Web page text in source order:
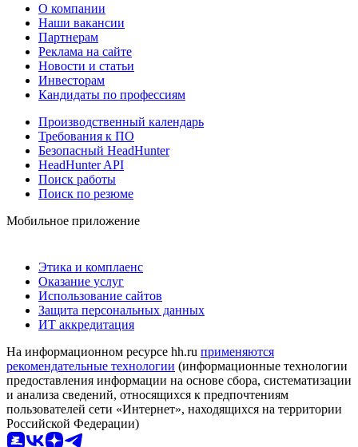
О компании
Наши вакансии
Партнерам
Реклама на сайте
Новости и статьи
Инвесторам
Кандидаты по профессиям
Производственный календарь
Требования к ПО
Безопасный HeadHunter
HeadHunter API
Поиск работы
Поиск по резюме
Мобильное приложение
Этика и комплаенс
Оказание услуг
Использование сайтов
Защита персональных данных
ИТ аккредитация
На информационном ресурсе hh.ru применяются
рекомендательные технологии (информационные технологии
предоставления информации на основе сбора, систематизации
и анализа сведений, относящихся к предпочтениям
пользователей сети «Интернет», находящихся на территории
Российской Федерации)